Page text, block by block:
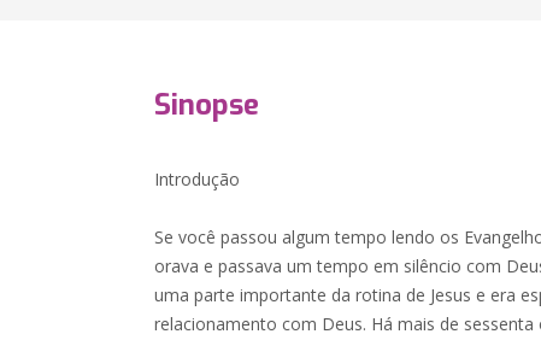
Sinopse
Introdução
Se você passou algum tempo lendo os
orava e passava um tempo em silêncio com
uma parte importante da rotina de Jesus e era
relacionamento com Deus. Há mais de